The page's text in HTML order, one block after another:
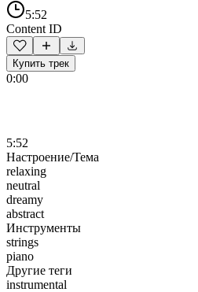
5:52
Content ID
Купить трек
0:00
5:52
Настроение/Тема
relaxing
neutral
dreamy
abstract
Инструменты
strings
piano
Другие теги
instrumental